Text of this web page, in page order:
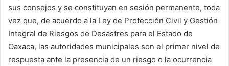
sus consejos y se constituyan en sesión permanente, toda
vez que, de acuerdo a la Ley de Protección Civil y Gestión
Integral de Riesgos de Desastres para el Estado de
Oaxaca, las autoridades municipales son el primer nivel de
respuesta ante la presencia de un riesgo o la ocurrencia